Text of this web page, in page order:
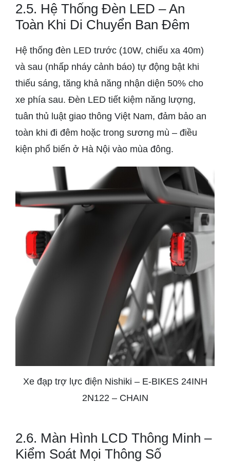
2.5. Hệ Thống Đèn LED – An
Toàn Khi Di Chuyển Ban Đêm
Hệ thống đèn LED trước (10W, chiếu xa 40m)
và sau (nhấp nháy cảnh báo) tự động bật khi
thiếu sáng, tăng khả năng nhận diện 50% cho
xe phía sau. Đèn LED tiết kiệm năng lượng,
tuân thủ luật giao thông Việt Nam, đảm bảo an
toàn khi đi đêm hoặc trong sương mù – điều
kiện phổ biến ở Hà Nội vào mùa đông.
Xe đạp trợ lực điện Nishiki – E-BIKES 24INH
2N122 – CHAIN
2.6. Màn Hình LCD Thông Minh –
Kiểm Soát Mọi Thông Số